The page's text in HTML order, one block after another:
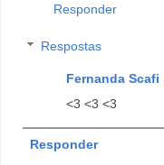
Responder
Respostas
Fernanda Scafi
<3 <3 <3
Responder